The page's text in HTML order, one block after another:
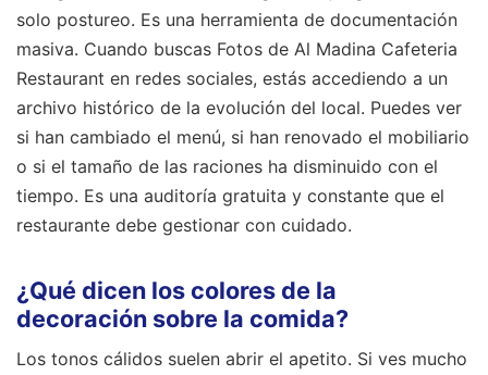
solo postureo. Es una herramienta de documentación
masiva. Cuando buscas Fotos de Al Madina Cafeteria
Restaurant en redes sociales, estás accediendo a un
archivo histórico de la evolución del local. Puedes ver
si han cambiado el menú, si han renovado el mobiliario
o si el tamaño de las raciones ha disminuido con el
tiempo. Es una auditoría gratuita y constante que el
restaurante debe gestionar con cuidado.
¿Qué dicen los colores de la
decoración sobre la comida?
Los tonos cálidos suelen abrir el apetito. Si ves mucho